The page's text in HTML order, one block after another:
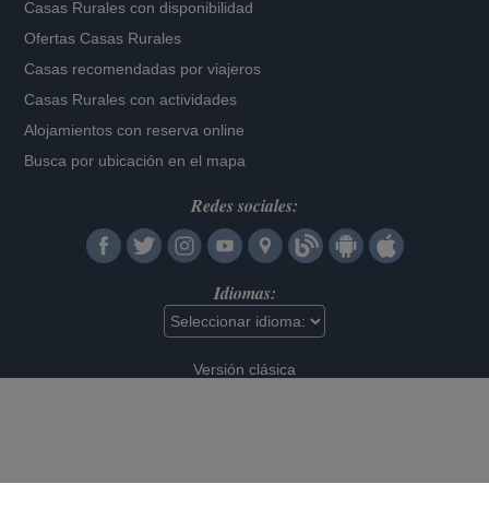
Casas Rurales con disponibilidad
Ofertas Casas Rurales
Casas recomendadas por viajeros
Casas Rurales con actividades
Alojamientos con reserva online
Busca por ubicación en el mapa
Redes sociales:
Idiomas:
Versión clásica